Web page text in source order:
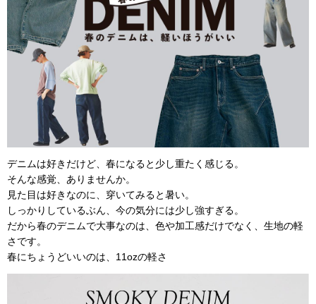
デニムは好きだけど、春になると少し重たく感じる。
そんな感覚、ありませんか。
見た目は好きなのに、穿いてみると暑い。
しっかりしているぶん、今の気分には少し強すぎる。
だから春のデニムで大事なのは、色や加工感だけでなく、生地の軽
さです。
春にちょうどいいのは、11ozの軽さ